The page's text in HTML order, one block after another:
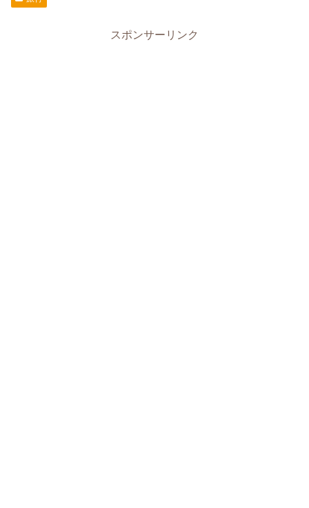
スポンサーリンク